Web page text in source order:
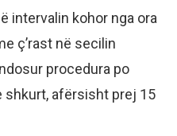
intervalin kohor nga ora
ç’rast në secilin
procedura po
shkurt, afërsisht prej 15